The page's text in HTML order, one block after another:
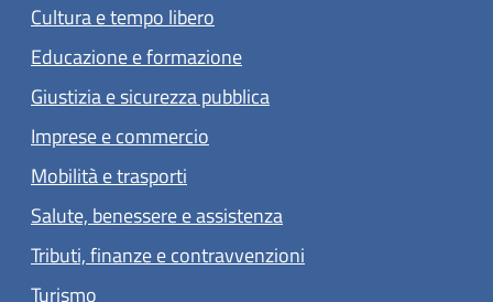
Cultura e tempo libero
Educazione e formazione
Giustizia e sicurezza pubblica
Imprese e commercio
Mobilità e trasporti
Salute, benessere e assistenza
Tributi, finanze e contravvenzioni
Turismo